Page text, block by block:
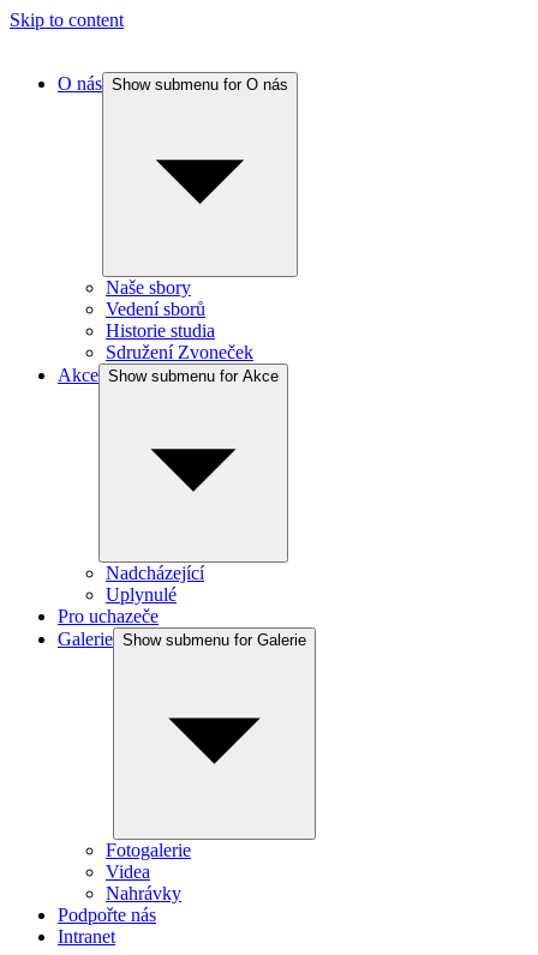
Skip to content
O nás Show submenu for O nás
Naše sbory
Vedení sborů
Historie studia
Sdružení Zvoneček
Akce Show submenu for Akce
Nadcházející
Uplynulé
Pro uchazeče
Galerie Show submenu for Galerie
Fotogalerie
Videa
Nahrávky
Podpořte nás
Intranet